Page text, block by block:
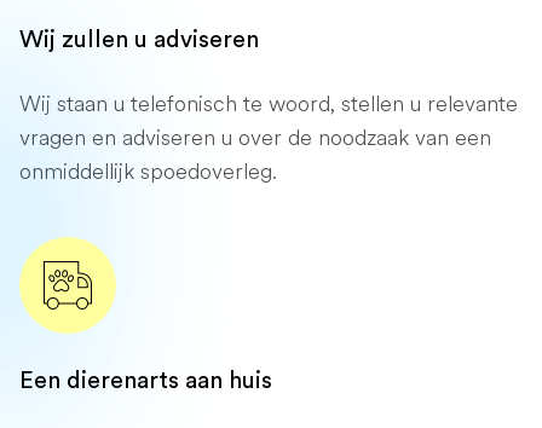
Wij zullen u adviseren
Wij staan ​​u telefonisch te woord, stellen u relevante
vragen en adviseren u over de noodzaak van een
onmiddellijk spoedoverleg.
Een dierenarts aan huis